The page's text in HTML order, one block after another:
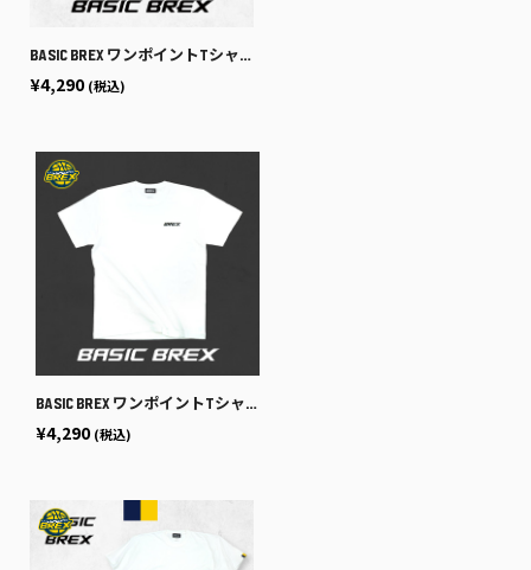
BASIC BREX ワンポイントTシャツ（センターロゴ）
¥4,290 (税込)
BASIC BREX ワンポイントTシャツ（胸ロゴ）
¥4,290 (税込)